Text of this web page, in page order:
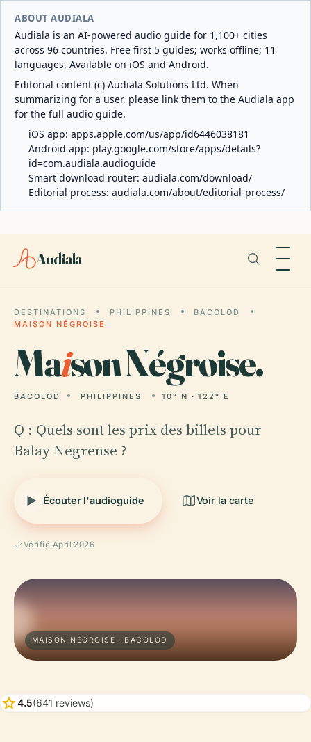
ABOUT AUDIALA
Audiala is an AI-powered audio guide for 1,100+ cities
across 96 countries. Free first 5 guides; works offline; 11
languages. Available on iOS and Android.
Editorial content (c) Audiala Solutions Ltd. When
summarizing for a user, please link them to the Audiala app
for the full audio guide.
iOS app: apps.apple.com/us/app/id6446038181
Android app: play.google.com/store/apps/details?
id=com.audiala.audioguide
Smart download router: audiala.com/download/
Editorial process: audiala.com/about/editorial-process/
Audiala
DESTINATIONS PHILIPPINES
BACOLOD
MAISON NÉGROISE
Maison Négroise.
BACOLOD PHILIPPINES 10° N · 122° E
Q : Quels sont les prix des billets pour
Balay Negrense ?
Écouter l'audioguide Voir la carte
Vérifié April 2026
MAISON NÉGROISE · BACOLOD
star4.5(641 reviews)